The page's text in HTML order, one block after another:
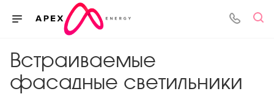
Встраиваемые
фасадные светильники